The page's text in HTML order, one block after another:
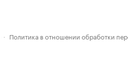
· Политика в отношении обработки